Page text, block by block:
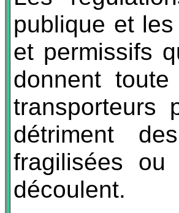
publique et
et permissifs
donnent
transporteurs
détriment
fragilisées
découlent.